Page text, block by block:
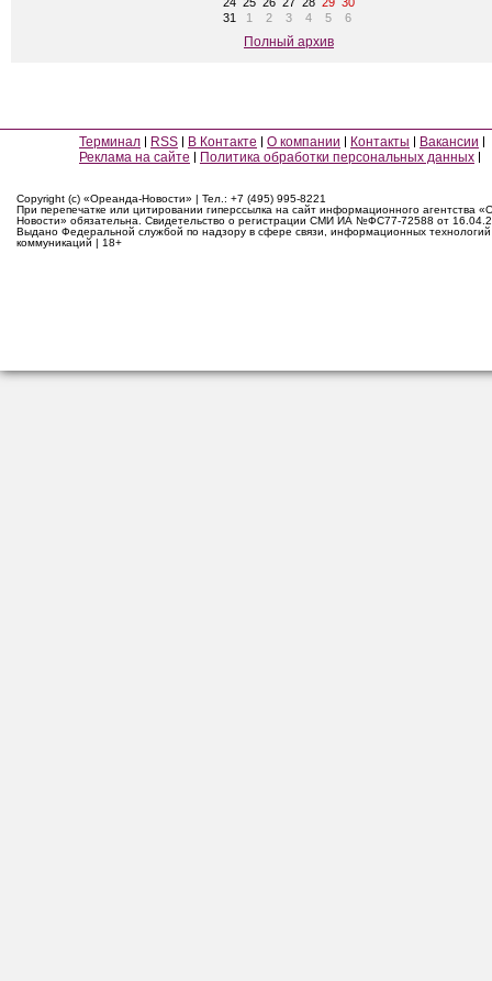
31
1 2 3 4 5 6
Полный архив
Терминал RSS В Контакте О компании Контакты
Вакансии
Реклама на сайте
Политика обработки персональных данных
Copyright (c) «Ореанда-Новости» | Тел.: +7 (495) 995-8221
При перепечатке или цитировании гиперссылка на сайт информационного агентства
Новости» обязательна. Свидетельство о регистрации СМИ ИА №ФС77-72588 от
Выдано Федеральной службой по надзору в сфере связи, информационных
коммуникаций | 18+